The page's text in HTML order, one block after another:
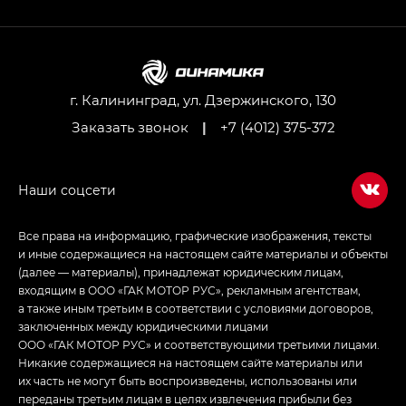
Джи Ти — GT, Джи Икс — GX,
Джи Икс ПРЕМИУМ — GX PREMIUM, ЛАУНЖ —
LOUNGE
Empow — Эмпау (Empow) в комплектации
г. Калининград, ул. Дзержинского, 130
Заказать звонок
| +7 (4012) 375-372
Все права на информацию, графические изображения, тексты
и иные содержащиеся на настоящем сайте материалы и объекты
(далее — материалы), принадлежат юридическим лицам,
входящим в ООО «ГАК МОТОР РУС», рекламным агентствам,
а также иным третьим в соответствии с условиями договоров,
заключенных между юридическими лицами
ООО «ГАК МОТОР РУС» и соответствующими третьими лицами.
Никакие содержащиеся на настоящем сайте материалы или
их часть не могут быть воспроизведены, использованы или
переданы третьим лицам в целях извлечения прибыли без